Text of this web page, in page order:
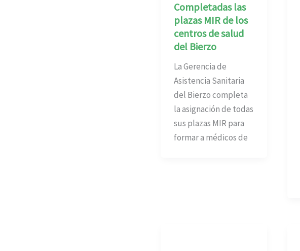
Completadas las
plazas MIR de los
centros de salud
del Bierzo
La Gerencia de
Asistencia Sanitaria
del Bierzo completa
la asignación de todas
sus plazas MIR para
formar a médicos de